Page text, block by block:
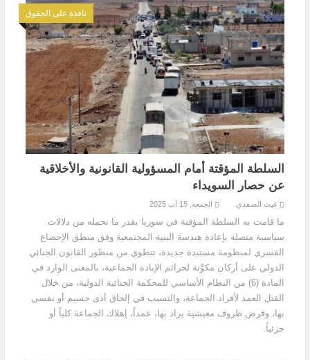
نافذة على الحقوق
السلطة المؤقتة أمام المسؤولية القانونية والأخلاقية
عن حصار السويداء
غيث الصفدي الجمعة, 15 آب 2025
ما قامت به السلطة المؤقتة في سوريا بقدر ما تحمله من دلالات
سياسية متصلة بإعادة هندسة البنية المجتمعية وفق منطق الإخضاع
القسري لمنظومة مستبدة جديدة، تنطوي من منظور القانون الجنائي
الدولي على أركان مكوِّنة لجرائم الإبادة الجماعية، بالمعنى الوارد في
المادة (6) من النظام الأساسي للمحكمة الجنائية الدولية، من خلال
القتل العمد لأفراد الجماعة، والتسبب في إلحاق أذى جسيم أو نفسي
بها، وفرض ظروف معيشية يراد بها، عمداً، إهلاك الجماعة كلياً أو
جزئياً.